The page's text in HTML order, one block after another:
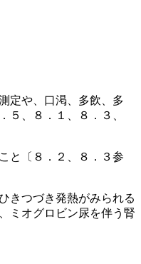
定や、口渇、多飲、多
５、８．１、８．３、
と〔８．２、８．３参
きつづき発熱がみられる
ミオグロビン尿を伴う腎